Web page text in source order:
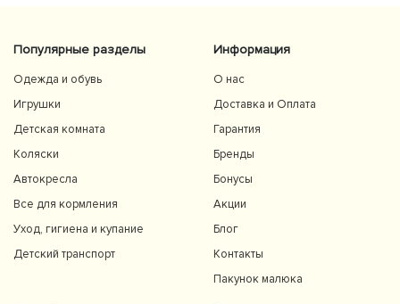
Популярные разделы
Одежда и обувь
Игрушки
Детская комната
Коляски
Автокресла
Все для кормления
Уход, гигиена и купание
Детский транспорт
Информация
О нас
Доставка и Оплата
Гарантия
Бренды
Бонусы
Акции
Блог
Контакты
Пакунок малюка